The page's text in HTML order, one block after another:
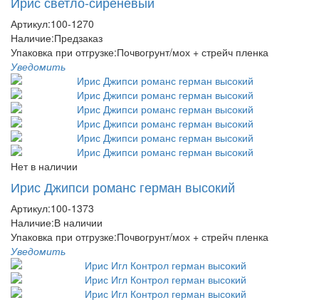
Артикул:100-1270
Наличие:Предзаказ
Упаковка при отгрузке:Почвогрунт/мох + стрейч пленка
Уведомить
Нет в наличии
Ирис Джипси романс герман высокий
Артикул:100-1373
Наличие:В наличии
Упаковка при отгрузке:Почвогрунт/мох + стрейч пленка
Уведомить